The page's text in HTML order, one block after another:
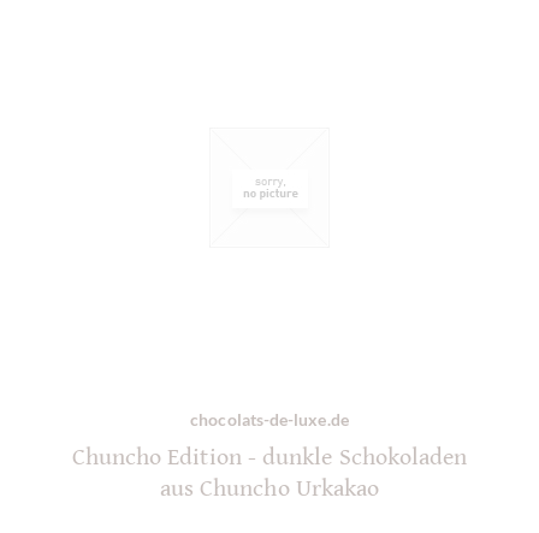
chocolats-de-luxe.de
Chuncho Edition - dunkle Schokoladen
aus Chuncho Urkakao